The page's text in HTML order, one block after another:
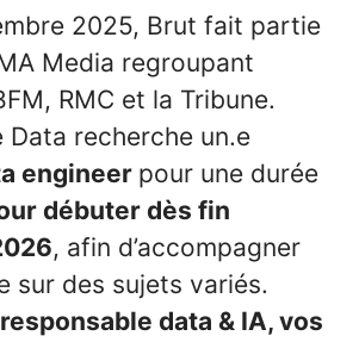
2025, Brut fait partie
Media regroupant
RMC et la Tribune.
Data recherche un.e
engineer pour une durée
débuter dès fin
, afin d’accompagner
sur des sujets variés.
data & IA, vos